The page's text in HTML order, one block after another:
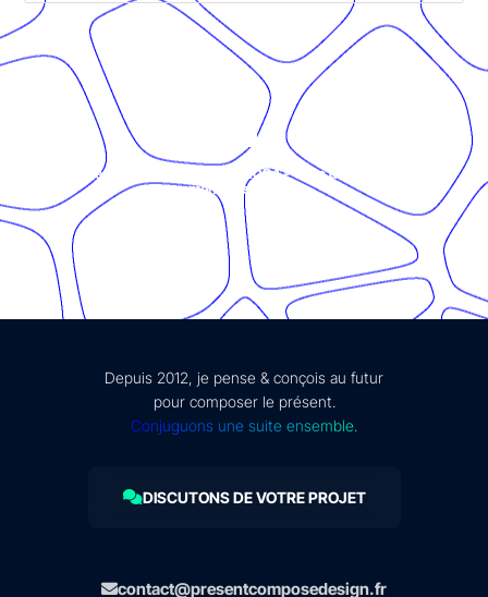
© Présent Composé design - 2024 - Tous droits réservés -
mentions légales
Depuis 2012, je pense & conçois au futur
pour composer le présent.
Conjuguons une suite ensemble.
DISCUTONS DE VOTRE PROJET
contact@presentcomposedesign.fr